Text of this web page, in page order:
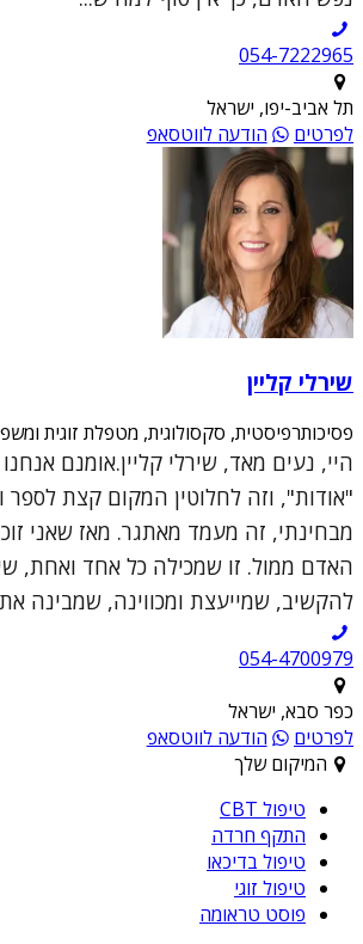
054-7222965
תל אביב-יפו, ישראל
לפרטים
הודעה לווטסאפ
שירלי קליין
פסיכותרפיסטית, סקסולוגית, מטפלת זוגית
היי, נעים מאד, שירלי קליין.אומנם
"אודות", וזה לחלוטין המקום קצת לספר
מבחינתי, זה מעמד מאתגר. מאז שאני
האדם ממול. זו שמכילה כל אחד ואחת,
להקשיב, שמייעצת ומכווינה, שמבינה
054-4700979
כפר סבא, ישראל
לפרטים
הודעה לווטסאפ
המיקום שלך
טיפול CBT
התקף חרדה
טיפול בדיכאו
טיפול זוגי
פוסט טראומה